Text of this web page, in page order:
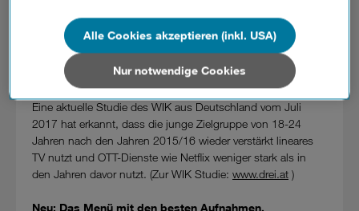
entspricht dem neuen Motto von 3TV: "Fernsehen wie
immer. Nicht."
Neueste Studien sehen Junge wieder zurück beim
Fernsehen.
Eine aktuelle Studie des WIK aus Deutschland vom Juli
2017 hat erkannt, dass die junge Zielgruppe von 18-24
Jahren nach den Jahren 2015/16 wieder verstärkt lineares
TV nutzt und OTT-Dienste wie Netflix weniger stark als in
den Jahren davor nutzt. (Zur WIK Studie: www.drei.at )
Neu: Das Menü mit den besten Aufnahmen.
Wenn Sie allen Cookies zustimmen, werden auch Cookies
von Drittanbietern verarbeitet, die Ihre Daten in Ländern
außerhalb der europäischen Union (z.B. in den USA)
verarbeiten. Sie unterliegen keinem EU-konformen
Datenschutzniveau und es stehen keine wirksamen
Rechtsbehelfe zur Verfügung.
Cookies von Unternehmen in Drittstaaten, die ein ähnliches
Datenschutzniveau wie in der Europäischen Union aufweisen
Unternehmen behandelt.
Nur notwendige Cookies
Alle Cookies akzeptieren (inkl. USA)